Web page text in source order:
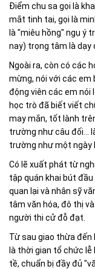
Điểm chu sa gọi là
mắt tinh tai, gọi là
là "miêu hồng" ngụ ý
nay) trọng tâm là dạy
Ngoài ra, còn có các
mừng, nói với các em
động viên các em nói
học trò đã biết viết
may mắn, tốt lành
trường như câu đối...
trường như một ngày
Có lẽ xuất phát từ
tập quán khai bút
quan lại và nhân sỹ
tâm văn hóa, đô thị
người thi cử đỗ đạt.
Từ sau giao thừa đến
là thời gian tổ chức
tề, chuẩn bị đầy đủ